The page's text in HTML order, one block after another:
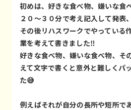
初めは、好きな食べ物、嫌いな食
２０～３０分で考え記入して発表
その後リハスワークでやっている
業を考えて書きました‼️
好きな食べ物、嫌いな食べ物、そ
えて文字で書くと意外と難しくパ
た😅
例えばそれが自分の長所や短所で